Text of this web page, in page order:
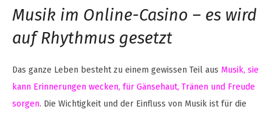
Musik im Online-Casino – es wird
auf Rhythmus gesetzt
Das ganze Leben besteht zu einem gewissen Teil aus Musik, sie
kann Erinnerungen wecken, für Gänsehaut, Tränen und Freude
sorgen. Die Wichtigkeit und der Einfluss von Musik ist für die